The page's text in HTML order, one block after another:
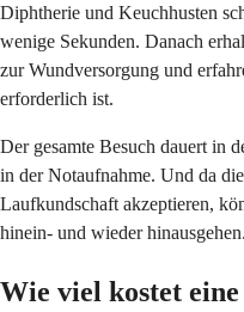
Diphtherie und Keuchhusten
wenige Sekunden. Danach
zur Wundversorgung und
erforderlich ist.
Der gesamte Besuch dauert in
in der Notaufnahme. Und da
Laufkundschaft akzeptieren,
hinein- und wieder hinausgehen.
Wie viel kostet